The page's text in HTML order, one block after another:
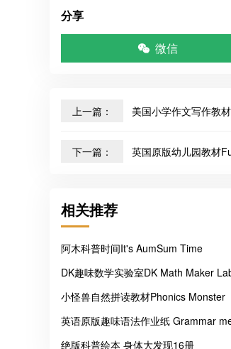
分享
微信
上一篇： 美国小学作文写作教
下一篇： 英国原版幼儿园教材
相关推荐
阿木科普时间It's AumSum Time
DK趣味数学实验室DK Math Maker
小怪兽自然拼读教材Phonics Monster
英语原版趣味语法作业纸 Grammar
绝版科普绘本 身体大发现16册